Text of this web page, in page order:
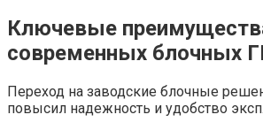
Ключевые
современных блочных
Переход на заводские блочные
повысил надежность и удобство